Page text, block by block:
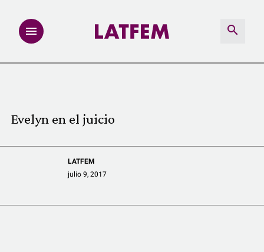
REDACCIÓN ABIERTA
LATFEMLAB.
Evelyn en el juicio
LATFEM
julio 9, 2017